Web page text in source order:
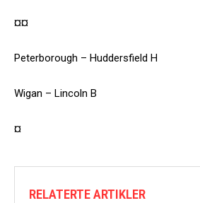
¤¤
Peterborough – Huddersfield H
Wigan – Lincoln B
¤
RELATERTE ARTIKLER